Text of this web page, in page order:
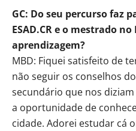
GC: Do seu percurso faz
ESAD.CR e o mestrado
aprendizagem?
MBD: Fiquei satisfeito de
não seguir os conselhos
secundário que nos
a oportunidade de
cidade. Adorei estudar cá